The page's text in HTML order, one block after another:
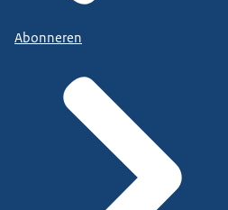
Abonneren